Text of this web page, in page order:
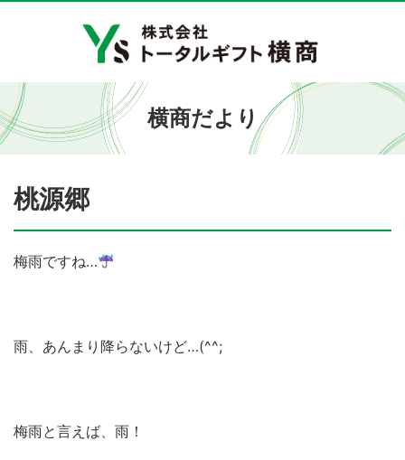
横商だより
桃源郷
梅雨ですね…
雨、あんまり降らないけど…(^^;
梅雨と言えば、雨！